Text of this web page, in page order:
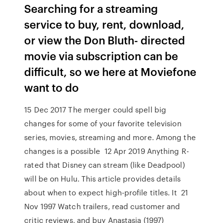
Searching for a streaming
service to buy, rent, download,
or view the Don Bluth- directed
movie via subscription can be
difficult, so we here at Moviefone
want to do
15 Dec 2017 The merger could spell big
changes for some of your favorite television
series, movies, streaming and more. Among the
changes is a possible 12 Apr 2019 Anything R-
rated that Disney can stream (like Deadpool)
will be on Hulu. This article provides details
about when to expect high-profile titles. It 21
Nov 1997 Watch trailers, read customer and
critic reviews, and buy Anastasia (1997)